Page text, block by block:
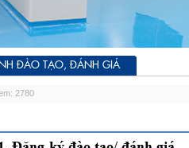
ĐÀO TẠO, ĐÁNH GIÁ
2780